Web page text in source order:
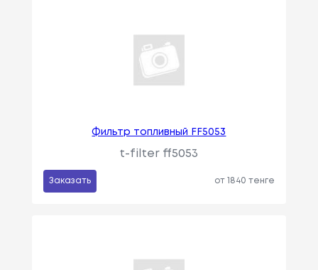
Фильтр топливный FF5053
t-filter ff5053
Заказать от 1840 тенге